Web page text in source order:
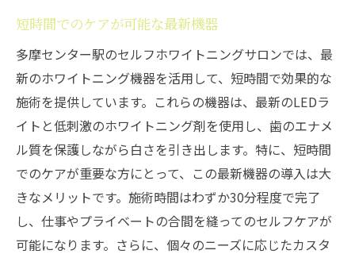
短時間でのケアが可能な最新機器
多摩センター駅のセルフホワイトニングサロンでは、最
新のホワイトニング機器を活用して、短時間で効果的な
施術を提供しています。これらの機器は、最新のLEDラ
イトと低刺激のホワイトニング剤を使用し、歯のエナメ
ル質を保護しながら白さを引き出します。特に、短時間
でのケアが重要な方にとって、この最新機器の導入は大
きなメリットです。施術時間はわずか30分程度で完了
し、仕事やプライベートの合間を縫ってのセルフケアが
可能になります。さらに、個々のニーズに応じたカスタ